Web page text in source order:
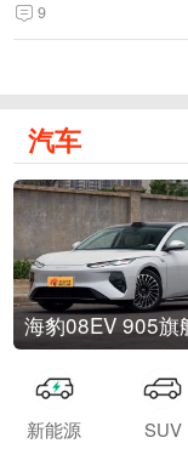
9
汽车
海豹08EV 905旗
新能源 SUV